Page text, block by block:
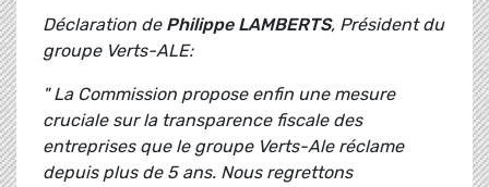
Déclaration de Philippe LAMBERTS, Président du
groupe Verts-ALE:
" La Commission propose enfin une mesure
cruciale sur la transparence fiscale des
entreprises que le groupe Verts-Ale réclame
depuis plus de 5 ans. Nous regrettons